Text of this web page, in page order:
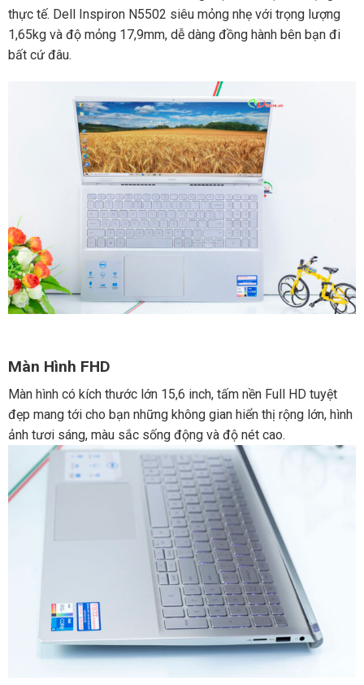
thực tế. Dell Inspiron N5502 siêu mỏng nhẹ với trọng lượng
1,65kg và độ mỏng 17,9mm, dễ dàng đồng hành bên bạn đi
bất cứ đâu.
Màn Hình FHD
Màn hình có kích thước lớn 15,6 inch, tấm nền Full HD tuyệt
đẹp mang tới cho bạn những không gian hiển thị rộng lớn, hình
ảnh tươi sáng, màu sắc sống động và độ nét cao.